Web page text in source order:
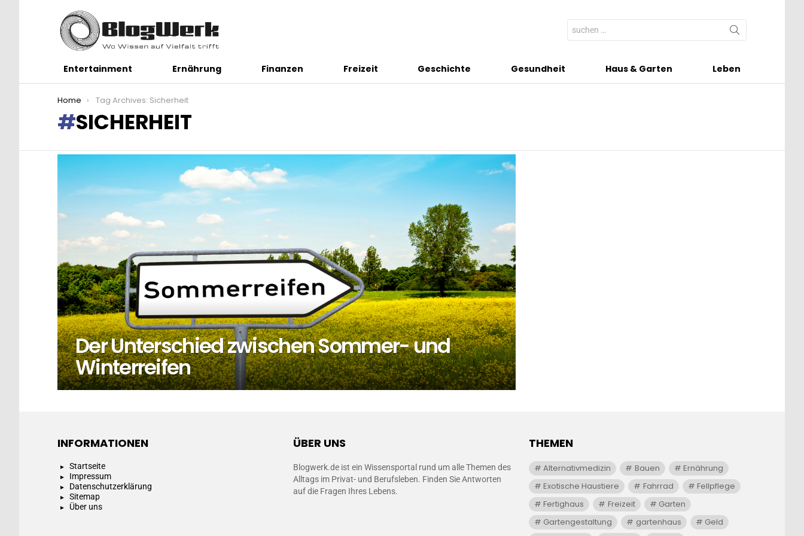
Search
for:
Entertainment Ernährung Finanzen Freizeit Geschichte Gesundheit Haus & Garten Leben
You are here:
Home Tag Archives: Sicherheit
SICHERHEIT
LATEST
STORIES
Der Unterschied zwischen Sommer- und
Winterreifen
INFORMATIONEN
Startseite
Impressum
Datenschutzerklärung
Sitemap
Über uns
ÜBER UNS
Blogwerk.de ist ein Wissensportal rund um alle Themen des
Alltags im Privat- und Berufsleben. Finden Sie Antworten
auf die Fragen Ihres Lebens.
THEMEN
Alternativmedizin Bauen
Ernährung
Exotische Haustiere
Fahrrad
Fellpflege
Fertighaus
Freizeit
Garten
Gartengestaltung
gartenhaus
Geld